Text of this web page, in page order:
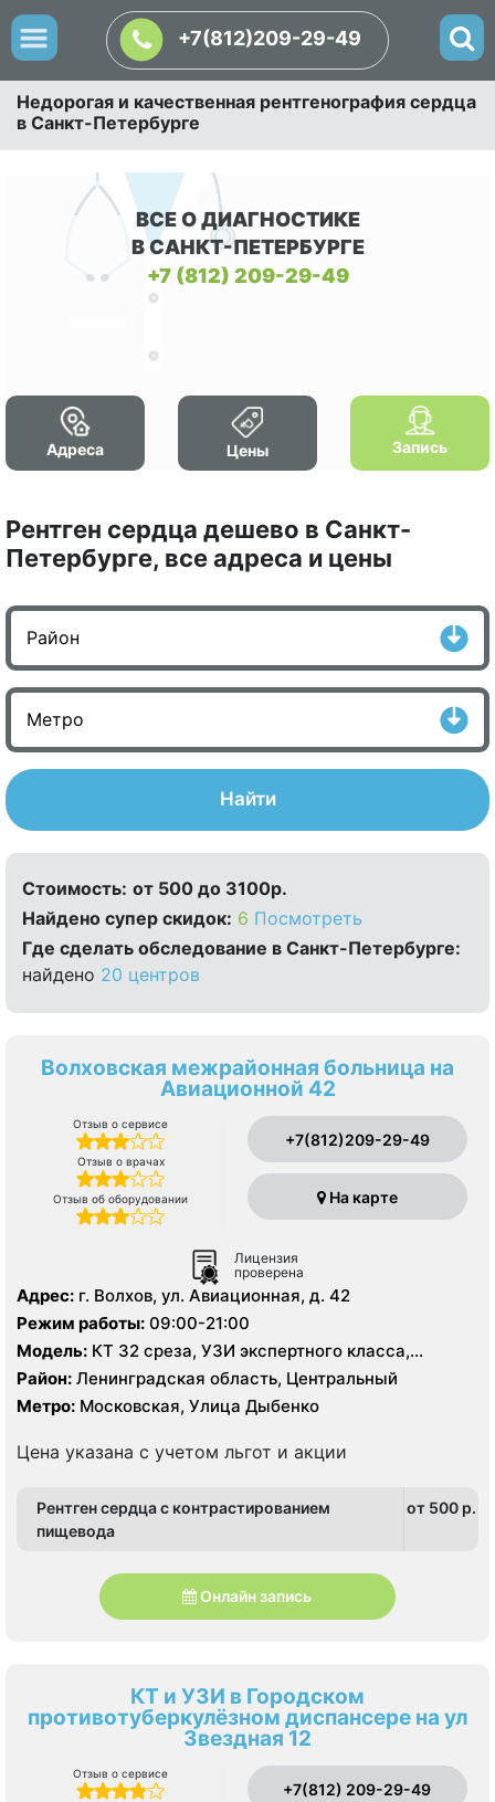
+7(812)209-29-49
Недорогая и качественная рентгенография сердца
в Санкт-Петербурге
ВСЕ О ДИАГНОСТИКЕ
В САНКТ-ПЕТЕРБУРГЕ
+7 (812) 209-29-49
Адреса Цены Запись
Рентген сердца дешево в Санкт-
Петербурге, все адреса и цены
Найти
Стоимость: от 500 до 3100р.
Найдено cупер скидок: 6 Посмотреть
Где сделать обследование в Санкт-Петербурге:
найдено 20 центров
Волховская межрайонная больница на
Авиационной 42
Отзыв о сервисе
Отзыв о врачах
Отзыв об оборудовании
+7(812)209-29-49
На карте
Лицензия
проверена
Адрес: г. Волхов, ул. Авиационная, д. 42
Режим работы: 09:00-21:00
Модель: КТ 32 среза, УЗИ экспертного класса,
цифровой рентген
Район: Ленинградская область, Центральный
Метро: Московская, Улица Дыбенко
Цена указана с учетом льгот и акции
Рентген сердца с контрастированием
пищевода
от 500 p.
Онлайн запись
КТ и УЗИ в Городском
противотуберкулёзном диспансере на ул
Звездная 12
Отзыв о сервисе
+7(812) 209-29-49